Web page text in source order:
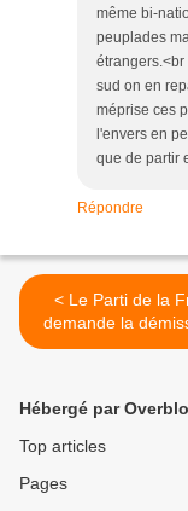
même bi-
peuplades
étrangers.<br
sud on en
méprise ces
l'envers en
que de partir
Répondre
< Le Parti de la France
demande la
Jean-Paul
Hébergé par
Top articles
Pages